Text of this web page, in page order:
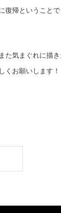
復帰ということ
た気まぐれに描
くお願いします！